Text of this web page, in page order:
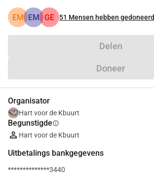
EM EM GE 51 Mensen hebben gedoneerd
Delen
Doneer
Organisator
Hart voor de Kbuurt
Begunstigdeinfo
Hart voor de Kbuurt
Uitbetalings bankgegevens
**************3440